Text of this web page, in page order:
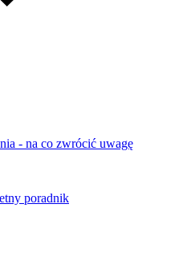
- na co zwrócić uwagę
poradnik